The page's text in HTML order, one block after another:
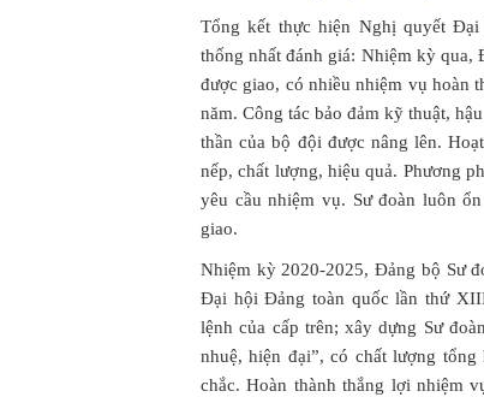
Tổng kết thực hiện Nghị quyết
thống nhất đánh giá: Nhiệm kỳ qua,
được giao, có nhiều nhiệm vụ hoàn
năm. Công tác bảo đảm kỹ thuật,
thần của bộ đội được nâng lên.
nếp, chất lượng, hiệu quả. Phương
yêu cầu nhiệm vụ. Sư đoàn luôn
giao.
Nhiệm kỳ 2020-2025, Đảng bộ Sư
Đại hội Đảng toàn quốc lần thứ
lệnh của cấp trên; xây dựng Sư
nhuệ, hiện đại”, có chất lượng
chắc. Hoàn thành thắng lợi nhiệm